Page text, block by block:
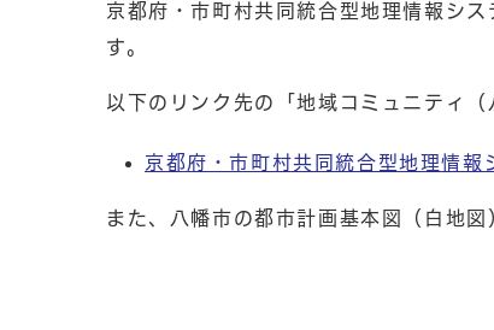
京都府・市町村共同統合型地理情報シ
す。
以下のリンク先の「地域コミュニティ
京都府・市町村共同統合型地理情報
また、八幡市の都市計画基本図（白地